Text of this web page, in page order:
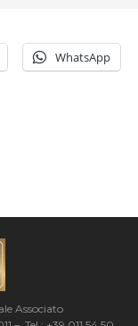
WhatsApp
Associato